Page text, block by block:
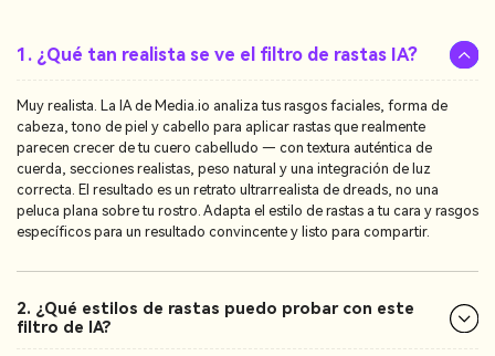
1. ¿Qué tan realista se ve el filtro de rastas IA?
Muy realista. La IA de Media.io analiza tus rasgos faciales, forma de
cabeza, tono de piel y cabello para aplicar rastas que realmente
parecen crecer de tu cuero cabelludo — con textura auténtica de
cuerda, secciones realistas, peso natural y una integración de luz
correcta. El resultado es un retrato ultrarrealista de dreads, no una
peluca plana sobre tu rostro. Adapta el estilo de rastas a tu cara y rasgos
específicos para un resultado convincente y listo para compartir.
2. ¿Qué estilos de rastas puedo probar con este
filtro de IA?